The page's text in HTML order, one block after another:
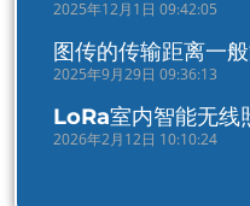
2025年12月1日 09:42:05
图传的传输距离一
2025年9月29日 09:36:13
LoRa室内智能无线
2026年2月12日 10:10:24